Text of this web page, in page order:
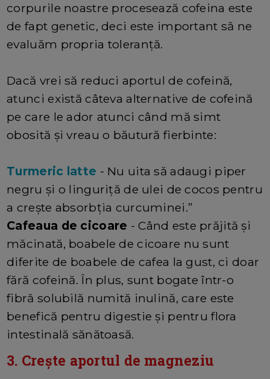
corpurile noastre procesează cofeina este
de fapt genetic, deci este important să ne
evaluăm propria toleranță.
Dacă vrei să reduci aportul de cofeină,
atunci există câteva alternative de cofeină
pe care le ador atunci când mă simt
obosită și vreau o băutură fierbinte:
Turmeric latte - Nu uita să adaugi piper
negru și o linguriță de ulei de cocos pentru
a crește absorbția curcuminei.”
Cafeaua de cicoare - Când este prăjită și
măcinată, boabele de cicoare nu sunt
diferite de boabele de cafea la gust, ci doar
fără cofeină. În plus, sunt bogate într-o
fibră solubilă numită inulină, care este
benefică pentru digestie și pentru flora
intestinală sănătoasă.
3. Crește aportul de magneziu